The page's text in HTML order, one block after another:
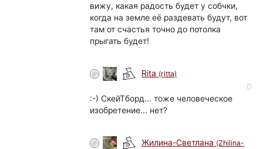
вижу, какая радость будет у собчки,
когда на земле её раздевать будут, вот
там от счастья точно до потолка
прыгать будет!
Rita (ritta)
0
:-) СкейТборд... тоже человеческое
изобретение... нет?
Жилина-Светлана (Zhilina-